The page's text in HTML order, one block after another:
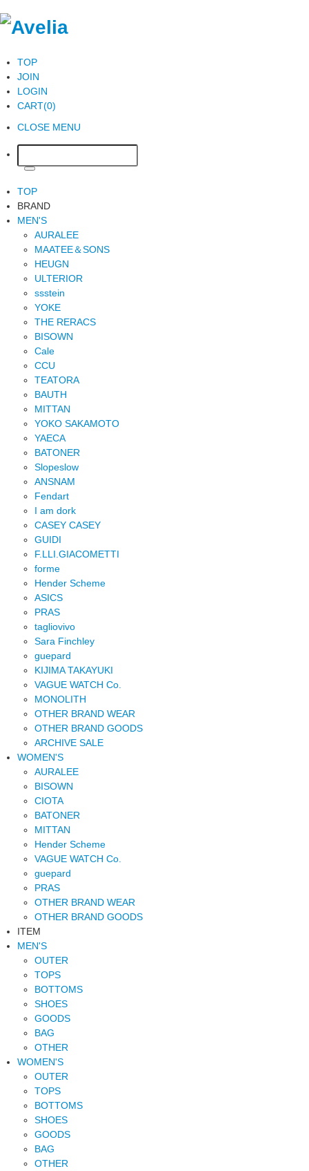
TOP
JOIN
LOGIN
CART(0)
CLOSE MENU
TOP
BRAND
MEN'S
AURALEE
MAATEE＆SONS
HEUGN
ULTERIOR
ssstein
YOKE
THE RERACS
BISOWN
Cale
CCU
TEATORA
BAUTH
MITTAN
YOKO SAKAMOTO
YAECA
BATONER
Slopeslow
ANSNAM
Fendart
I am dork
CASEY CASEY
GUIDI
F.LLI.GIACOMETTI
forme
Hender Scheme
ASICS
PRAS
tagliovivo
Sara Finchley
guepard
KIJIMA TAKAYUKI
VAGUE WATCH Co.
MONOLITH
OTHER BRAND WEAR
OTHER BRAND GOODS
ARCHIVE SALE
WOMEN'S
AURALEE
BISOWN
CIOTA
BATONER
MITTAN
Hender Scheme
VAGUE WATCH Co.
guepard
PRAS
OTHER BRAND WEAR
OTHER BRAND GOODS
ITEM
MEN'S
OUTER
TOPS
BOTTOMS
SHOES
GOODS
BAG
OTHER
WOMEN'S
OUTER
TOPS
BOTTOMS
SHOES
GOODS
BAG
OTHER